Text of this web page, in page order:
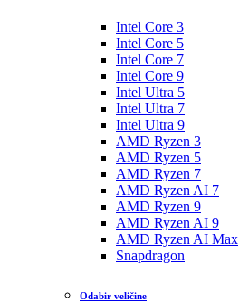
Intel Core 3
Intel Core 5
Intel Core 7
Intel Core 9
Intel Ultra 5
Intel Ultra 7
Intel Ultra 9
AMD Ryzen 3
AMD Ryzen 5
AMD Ryzen 7
AMD Ryzen AI 7
AMD Ryzen 9
AMD Ryzen AI 9
AMD Ryzen AI Max
Snapdragon
Odabir veličine